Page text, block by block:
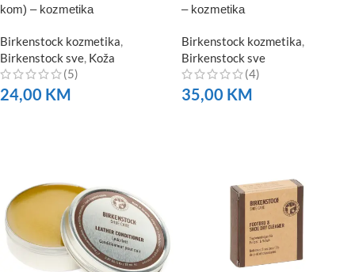
kom) – kozmetika
Birkenstock kozmetika
Birkenstock sve Koža
(5)
24,00 KM
– kozmetika
Birkenstock kozmetika
Birkenstock sve
(4)
35,00 KM